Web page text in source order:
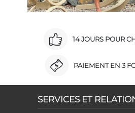
14 JOURS POUR
PAIEMENT EN 3
SERVICES ET